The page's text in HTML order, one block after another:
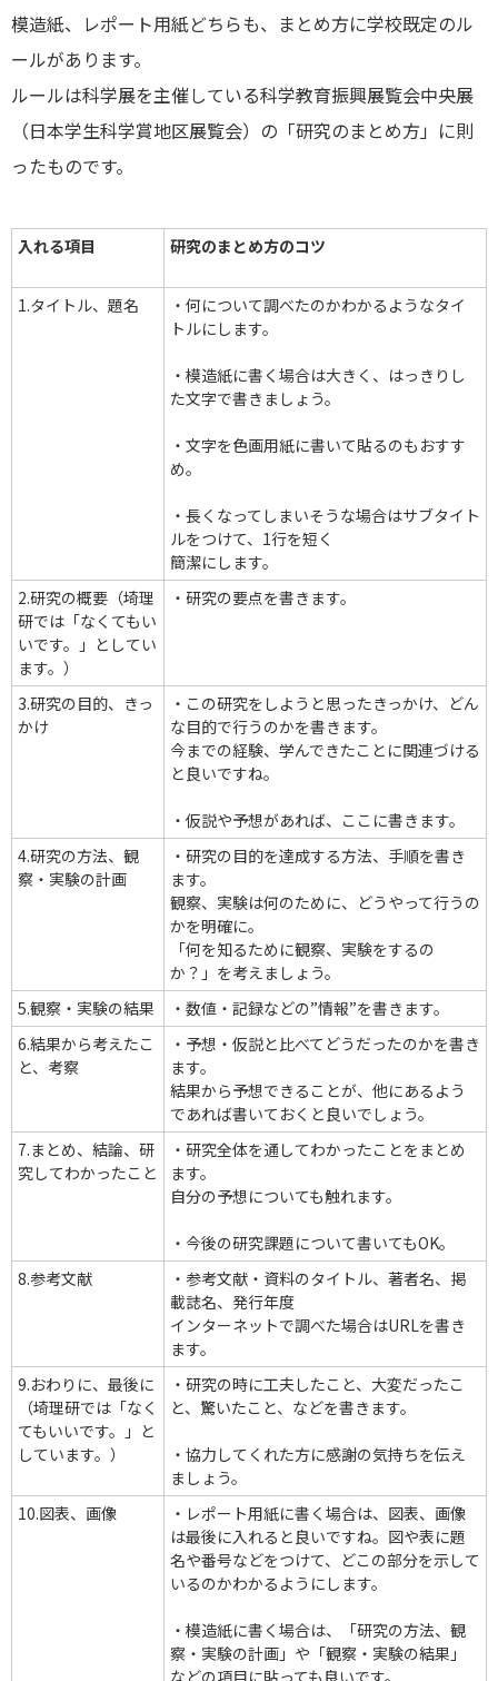
模造紙、レポート用紙どちらも、まとめ方に学校既定のル
ールがあります。
ルールは科学展を主催している科学教育振興展覧会中央展
（日本学生科学賞地区展覧会）の「研究のまとめ方」に則
ったものです。
入れる項目 研究のまとめ方のコツ
1.タイトル、題名
・何について調べたのかわかるようなタイ
トルにします。
・模造紙に書く場合は大きく、はっきりし
た文字で書きましょう。
・文字を色画用紙に書いて貼るのもおすす
め。
・長くなってしまいそうな場合はサブタイト
ルをつけて、1行を短く
簡潔にします。
2.研究の概要（埼理
研では「なくてもい
いです。」としてい
ます。）
・研究の要点を書きます。
3.研究の目的、きっ
かけ
・この研究をしようと思ったきっかけ、どん
な目的で行うのかを書きます。
今までの経験、学んできたことに関連づける
と良いですね。
・仮説や予想があれば、ここに書きます。
4.研究の方法、観
察・実験の計画
・研究の目的を達成する方法、手順を書き
ます。
観察、実験は何のために、どうやって行うの
かを明確に。
「何を知るために観察、実験をするの
か？」を考えましょう。
5.観察・実験の結果
・数値・記録などの”情報”を書きます。
6.結果から考えたこ
と、考察
・予想・仮説と比べてどうだったのかを書き
ます。
結果から予想できることが、他にあるよう
であれば書いておくと良いでしょう。
7.まとめ、結論、研
究してわかったこと
・研究全体を通してわかったことをまとめ
ます。
自分の予想についても触れます。
・今後の研究課題について書いてもOK。
8.参考文献
・参考文献・資料のタイトル、著者名、掲
載誌名、発行年度
インターネットで調べた場合はURLを書き
ます。
9.おわりに、最後に
（埼理研では「なく
てもいいです。」と
しています。）
・研究の時に工夫したこと、大変だったこ
と、驚いたこと、などを書きます。
・協力してくれた方に感謝の気持ちを伝え
ましょう。
10.図表、画像
・レポート用紙に書く場合は、図表、画像
は最後に入れると良いですね。図や表に題
名や番号などをつけて、どこの部分を示して
いるのかわかるようにします。
・模造紙に書く場合は、「研究の方法、観
察・実験の計画」や「観察・実験の結果」